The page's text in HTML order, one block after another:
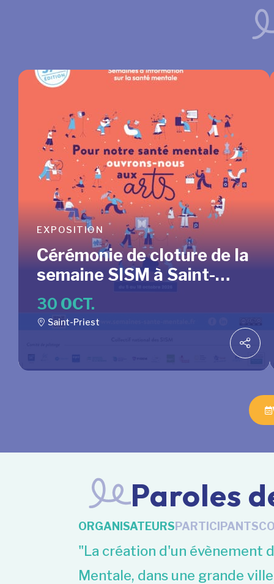
EXPOSITION
Cérémonie de cloture de la
semaine SISM à Saint-
Priest
30 OCT.
Saint-Priest
Paroles
ORGANISATEURS PARTICIPANTS
"La création d'un évènement
Mentale, dans une grande